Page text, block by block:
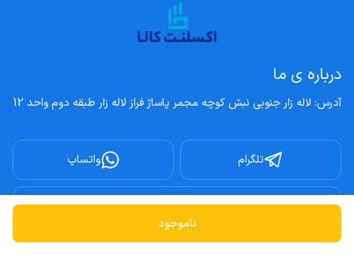
ناموجود
درباره ی ما
آدرس: لاله زار جنوبی نبش کوچه مجمر پاساژ فراز لاله زار طبقه دوم واحد 12
تلگرام واتساپ
اینستاگرام